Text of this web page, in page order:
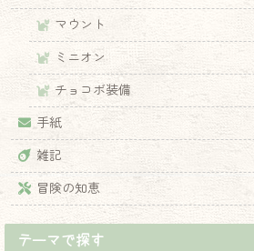
マウント
ミニオン
チョコボ装備
手紙
雑記
冒険の知恵
テーマで探す